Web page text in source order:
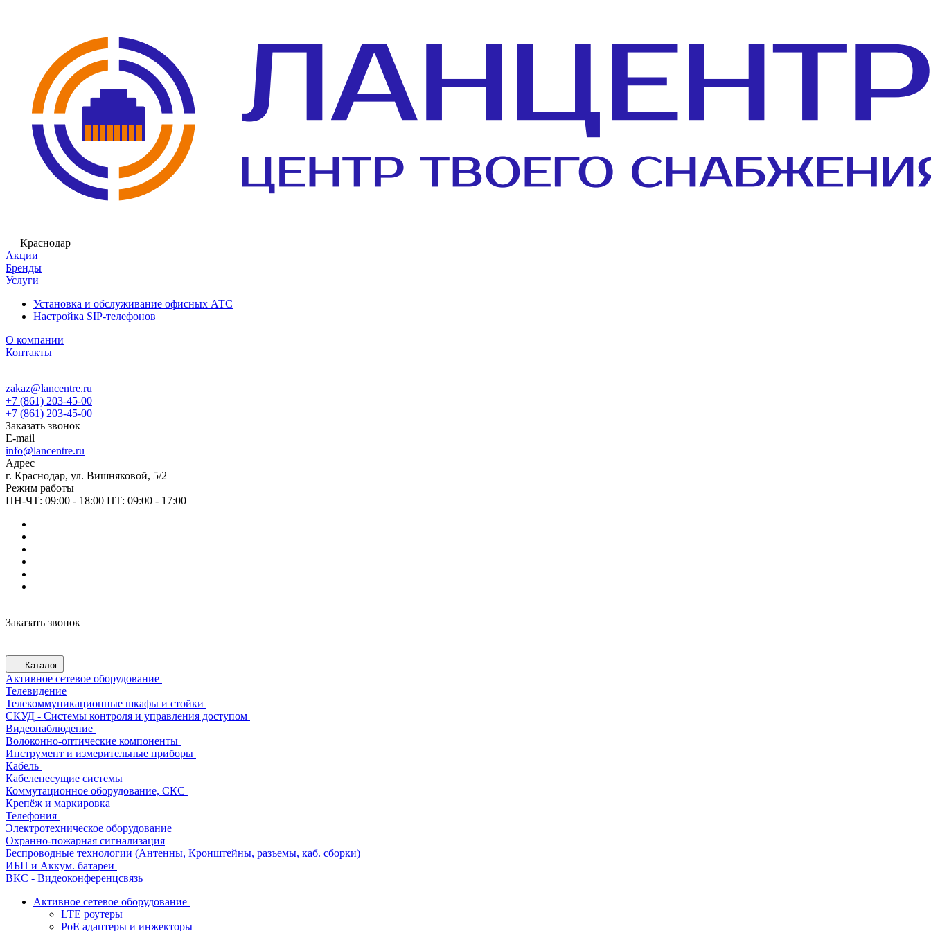
Краснодар
Акции
Бренды
Услуги
Установка и обслуживание офисных АТС
Настройка SIP-телефонов
О компании
Контакты
zakaz@lancentre.ru
+7 (861) 203-45-00
+7 (861) 203-45-00
Заказать звонок
E-mail
info@lancentre.ru
Адрес
г. Краснодар, ул. Вишняковой, 5/2
Режим работы
ПН-ЧТ: 09:00 - 18:00 ПТ: 09:00 - 17:00
Заказать звонок
Каталог
Активное сетевое оборудование
Телевидение
Телекоммуникационные шкафы и стойки
СКУД - Системы контроля и управления доступом
Видеонаблюдение
Волоконно-оптические компоненты
Инструмент и измерительные приборы
Кабель
Кабеленесущие системы
Коммутационное оборудование, СКС
Крепёж и маркировка
Телефония
Электротехническое оборудование
Охранно-пожарная сигнализация
Беспроводные технологии (Антенны, Кронштейны, разъемы, каб. сборки)
ИБП и Аккум. батареи
ВКС - Видеоконференцсвязь
Активное сетевое оборудование
LTE роутеры
PoE адаптеры и инжекторы